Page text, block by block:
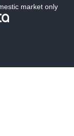
market only